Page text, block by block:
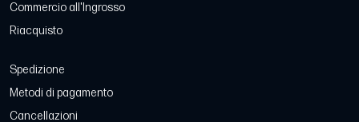
Commercio all'Ingrosso
Riacquisto
Spedizione
Metodi di pagamento
Cancellazioni